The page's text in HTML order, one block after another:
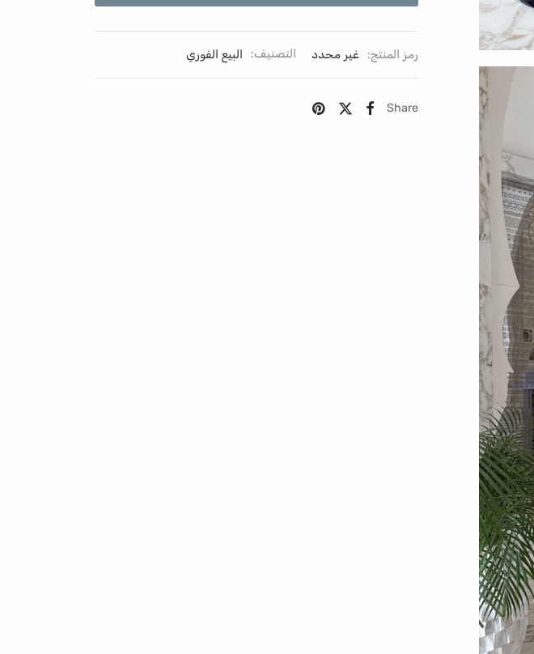
رمز المنتج: غير محدد التصنيف: البيع الفوري
Share